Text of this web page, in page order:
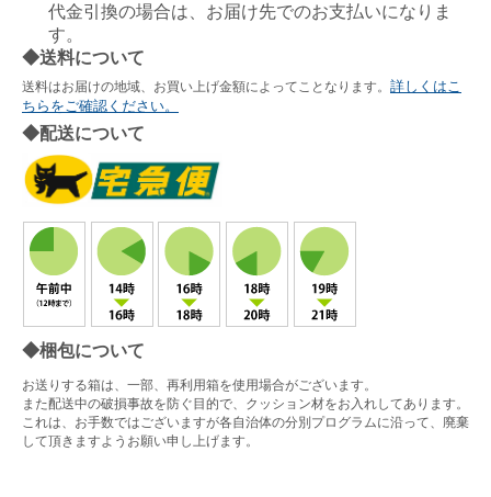
代金引換の場合は、お届け先でのお支払いになりま
す。
◆送料について
送料はお届けの地域、お買い上げ金額によってことなります。 詳しくはこ
ちらをご確認ください。
◆配送について
◆梱包について
お送りする箱は、一部、再利用箱を使用場合がございます。
また配送中の破損事故を防ぐ目的で、クッション材をお入れしてあります。
これは、お手数ではございますが各自治体の分別プログラムに沿って、廃棄
して頂きますようお願い申し上げます。